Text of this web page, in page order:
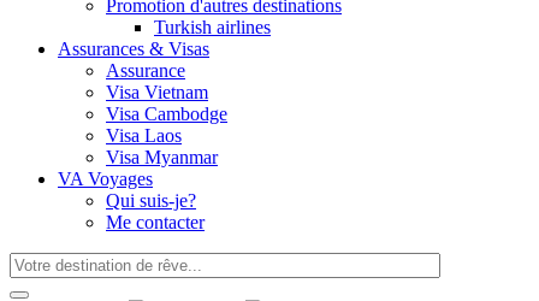
Promotion d'autres destinations
Turkish airlines
Assurances & Visas
Assurance
Visa Vietnam
Visa Cambodge
Visa Laos
Visa Myanmar
VA Voyages
Qui suis-je?
Me contacter